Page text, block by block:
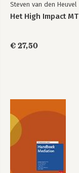
Steven van den Heuvel
Het High Impact MT
€ 27,50